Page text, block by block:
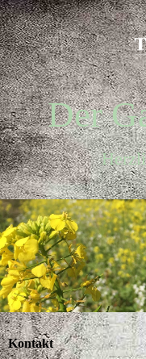
Der
Kontakt